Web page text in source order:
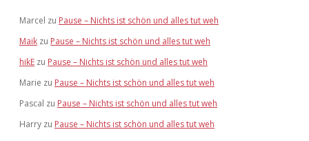
Marcel zu Pause – Nichts ist schön und alles tut weh
Maik zu Pause – Nichts ist schön und alles tut weh
hikE zu Pause – Nichts ist schön und alles tut weh
Marie zu Pause – Nichts ist schön und alles tut weh
Pascal zu Pause – Nichts ist schön und alles tut weh
Harry zu Pause – Nichts ist schön und alles tut weh